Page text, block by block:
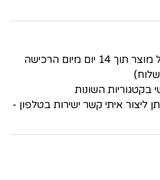
ניתן להחליף כל מוצר ולהחזיר כל מוצר תוך 14 יום מיום הרכישה
בקטגוריות השונות
איתי קשר ישירות בטלפון -